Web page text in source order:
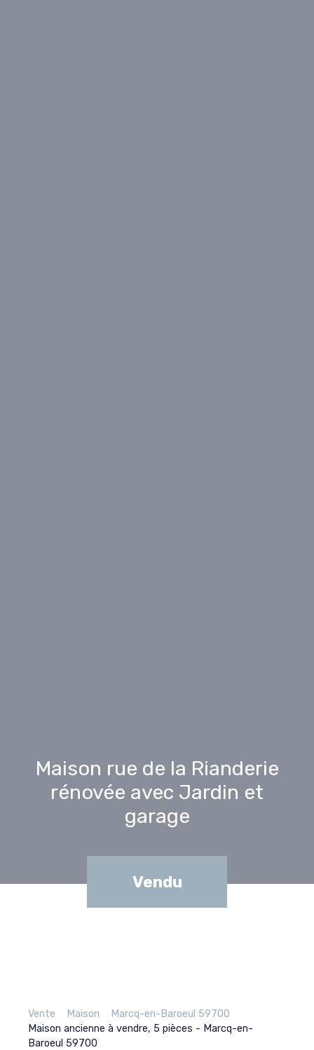
Maison rue de la Rianderie
rénovée avec Jardin et
garage
Vendu
Vente Maison
Marcq-en-Baroeul 59700
Maison ancienne à vendre, 5 pièces - Marcq-en-
Baroeul 59700